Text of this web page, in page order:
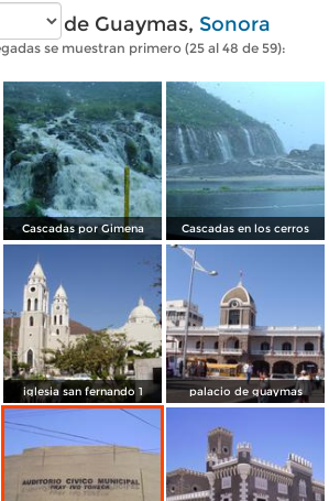
de Guaymas, Sonora
se muestran primero (25 al 48 de 59):
Cascadas por Gimena Cascadas en los cerros
iglesia san fernando 1 palacio de guaymas